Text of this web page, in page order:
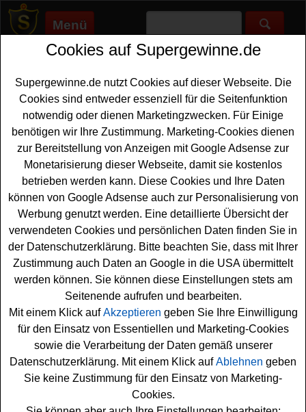
Menü
Supergewinne.de>Gewinnspiele>Auto Gewinnspiele>Vita Cola
Anzeige:
Anzeige:
Vita Cola Gewinnspiel Sommer -
Code eingeben Mini gewinnen
Ein tolles Vita Cola Gewinnspiel mit Code auf
www.vitacola-gewinn-sommer.de für alle, die gern einen
neuenMini gewinnenmöchten. Als Hauptgewinn wartet
bei dem Vita Gewinn Sommer ein nagelneuer Mini
Countryman mit Dachzelt auf einen glücklichen
Gewinner. Damit ist der Gewinner perfekt unterwegs und
kann flexibel den Sommer genießen. Weiterhin werden
coole Tagesgewinne verlost. Das sind 13x eine DJI Mini
2Drohne, 6x ein Stand-Up Paddle Board von Kessler, 7x
eine tolle Hängematte und 100 Smartphone Cases.
Wie kann man bei dem Vita Cola Sommer
Gewinnspiel mitmachen?
Cookies auf Supergewinne.de
Supergewinne.de nutzt Cookies auf dieser Webseite. Die
Cookies sind entweder essenziell für die Seitenfunktion
notwendig oder dienen Marketingzwecken. Für Einige
benötigen wir Ihre Zustimmung. Marketing-Cookies dienen
zur Bereitstellung von Anzeigen mit Google Adsense zur
Monetarisierung dieser Webseite, damit sie kostenlos
betrieben werden kann. Diese Cookies und Ihre Daten
können von Google Adsense auch zur Personalisierung von
Werbung genutzt werden. Eine detaillierte Übersicht der
verwendeten Cookies und persönlichen Daten finden Sie in
der Datenschutzerklärung. Bitte beachten Sie, dass mit Ihrer
Zustimmung auch Daten an Google in die USA übermittelt
werden können. Sie können diese Einstellungen stets am
Seitenende aufrufen und bearbeiten.
Mit einem Klick aufAkzeptieren geben Sie Ihre Einwilligung
für den Einsatz von Essentiellen und Marketing-Cookies
sowie die Verarbeitung der Daten gemäß unserer
Datenschutzerklärung. Mit einem Klick aufAblehnen geben
Sie keine Zustimmung für den Einsatz von Marketing-
Cookies.